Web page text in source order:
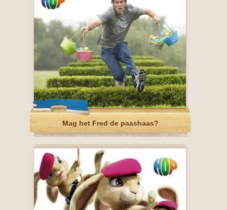
Mag het Fred de paashaas?